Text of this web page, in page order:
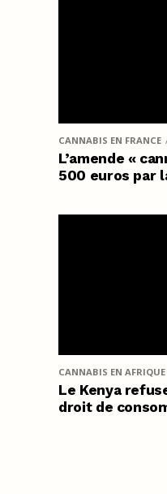
CANNABIS EN FRANCE
L’amende «
500 euros par
CANNABIS EN AFRIQUE
Le Kenya
droit de